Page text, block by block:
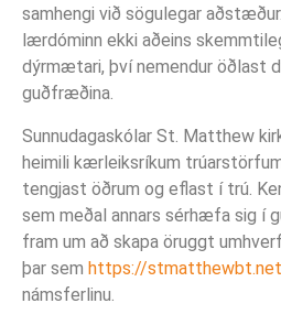
samhengi við sögulegar
lærdóminn ekki aðeins
dýrmætari, því nemendur öðlast
guðfræðina.
Sunnudagaskólar St. Matthew
heimili kærleiksríkum
tengjast öðrum og eflast í trú.
sem meðal annars sérhæfa sig í
fram um að skapa öruggt
þar sem https://
námsferlinu.